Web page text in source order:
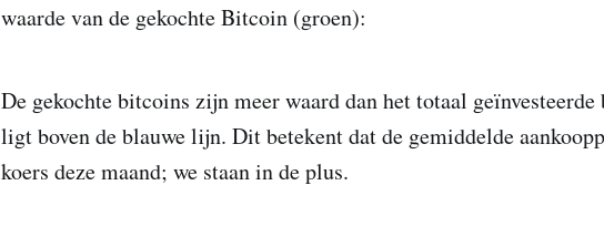
waarde van de gekochte Bitcoin (groen):
De gekochte bitcoins zijn meer waard dan het totaal
ligt boven de blauwe lijn. Dit betekent dat de gemiddelde
koers deze maand; we staan in de plus.